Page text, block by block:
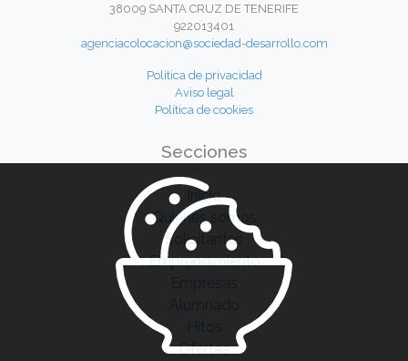
38009 SANTA CRUZ DE TENERIFE
922013401
agenciacolocacion@sociedad-desarrollo.com
Política de privacidad
Aviso legal
Política de cookies
Secciones
Inicio
Quiénes somos
Solicitantes
Emprendimiento
Empresas
Alumnado
Hitos
Ofertas